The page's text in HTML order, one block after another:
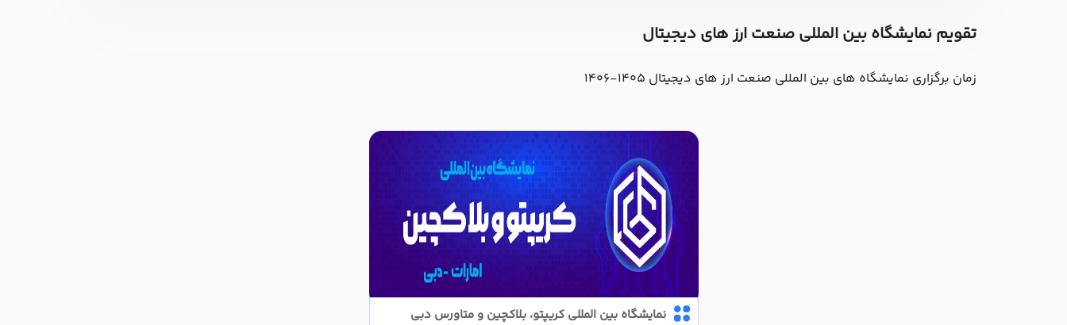
تقویم نمایشگاه بین المللی صنعت ارز های دیجیتال
زمان برگزاری نمایشگاه های بین المللی صنعت ارز های دیجیتال 1405-1406
نمایشگاه بین المللی کریپتو، بلاکچین و متاورس دبی